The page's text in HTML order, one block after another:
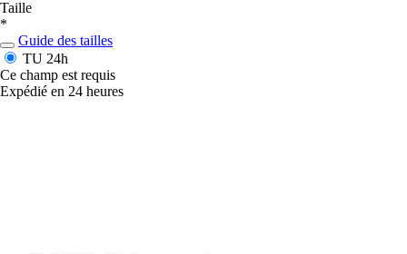
Taille
*
Guide des tailles
TU 24h
Ce champ est requis
Expédié en 24 heures